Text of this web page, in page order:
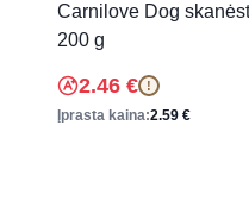
Carnilove Dog
200 g
2.46 € !
Įprasta kaina:2.59 €